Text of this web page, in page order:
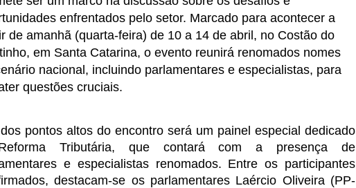
enfrentados pelo setor. Marcado para acontecer a
de amanhã (quarta-feira) de 10 a 14 de abril, no Costão do
em Santa Catarina, o evento reunirá renomados nomes
nacional, incluindo parlamentares e especialistas, para
questões cruciais.
pontos altos do encontro será um painel especial dedicado
Tributária, que contará com a presença de
e especialistas renomados. Entre os participantes
destacam-se os parlamentares Laércio Oliveira (PP-